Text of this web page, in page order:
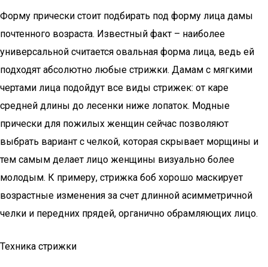
Форму прически стоит подбирать под форму лица дамы
почтенного возраста. Известный факт – наиболее
универсальной считается овальная форма лица, ведь ей
подходят абсолютно любые стрижки. Дамам с мягкими
чертами лица подойдут все виды стрижек: от каре
средней длины до лесенки ниже лопаток. Модные
прически для пожилых женщин сейчас позволяют
выбрать вариант с челкой, которая скрывает морщины и
тем самым делает лицо женщины визуально более
молодым. К примеру, стрижка боб хорошо маскирует
возрастные изменения за счет длинной асимметричной
челки и передних прядей, органично обрамляющих лицо.
Техника стрижки